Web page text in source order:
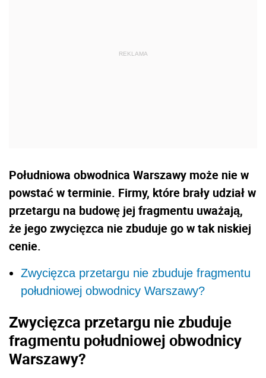
Południowa obwodnica Warszawy może nie w
powstać w terminie. Firmy, które brały udział w
przetargu na budowę jej fragmentu uważają,
że jego zwycięzca nie zbuduje go w tak niskiej
cenie.
Zwycięzca przetargu nie zbuduje fragmentu
południowej obwodnicy Warszawy?
Zwycięzca przetargu nie zbuduje
fragmentu południowej obwodnicy
Warszawy?